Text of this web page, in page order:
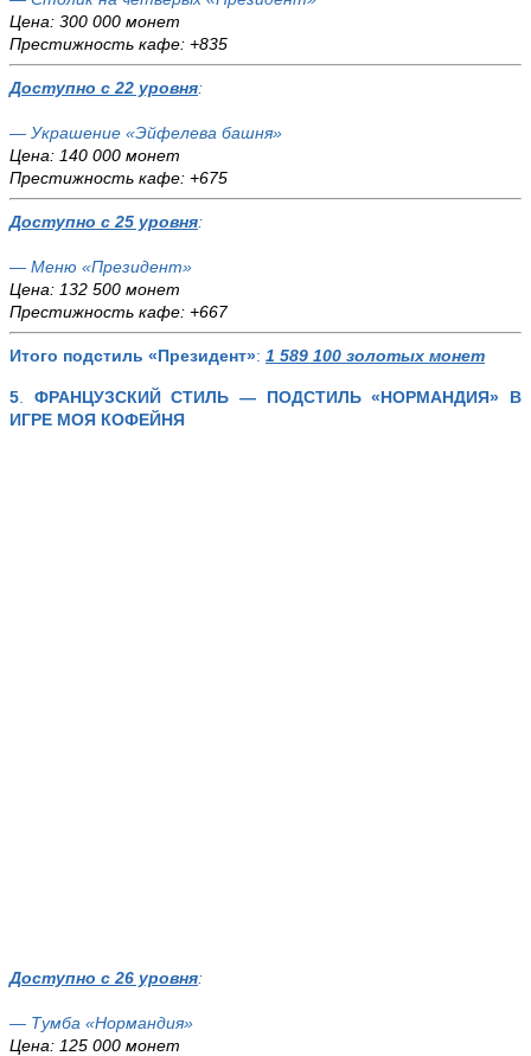
Цена: 300 000 монет
Престижность кафе: +835
Доступно с 22 уровня:
— Украшение «Эйфелева башня»
Цена: 140 000 монет
Престижность кафе: +675
Доступно с 25 уровня:
— Меню «Президент»
Цена: 132 500 монет
Престижность кафе: +667
Итого подстиль «Президент»: 1 589 100 золотых монет
5 ФРАНЦУЗСКИЙ СТИЛЬ — ПОДСТИЛЬ «НОРМАНДИЯ» В
ИГРЕ МОЯ КОФЕЙНЯ
Доступно с 26 уровня:
— Тумба «Нормандия»
Цена: 125 000 монет